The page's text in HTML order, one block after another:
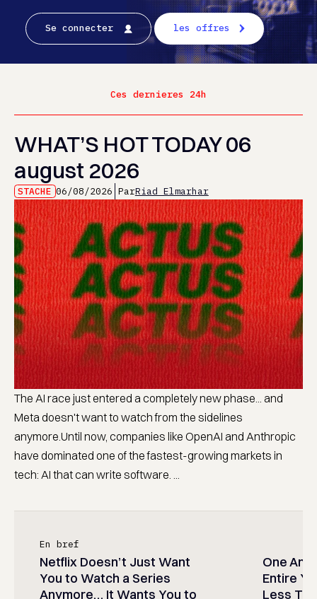
Se connecter les offres
Ces dernieres 24h
WHAT’S HOT TODAY 06
august 2026
STACHE 06/08/2026 ParRiad Elmarhar
The AI race just entered a completely new phase... and
Meta doesn't want to watch from the sidelines
anymore.Until now, companies like OpenAI and Anthropic
have dominated one of the fastest-growing markets in
tech: AI that can write software. ...
En bref
Netflix Doesn’t Just Want
You to Watch a Series
Anymore… It Wants You to
One
Entire
Less